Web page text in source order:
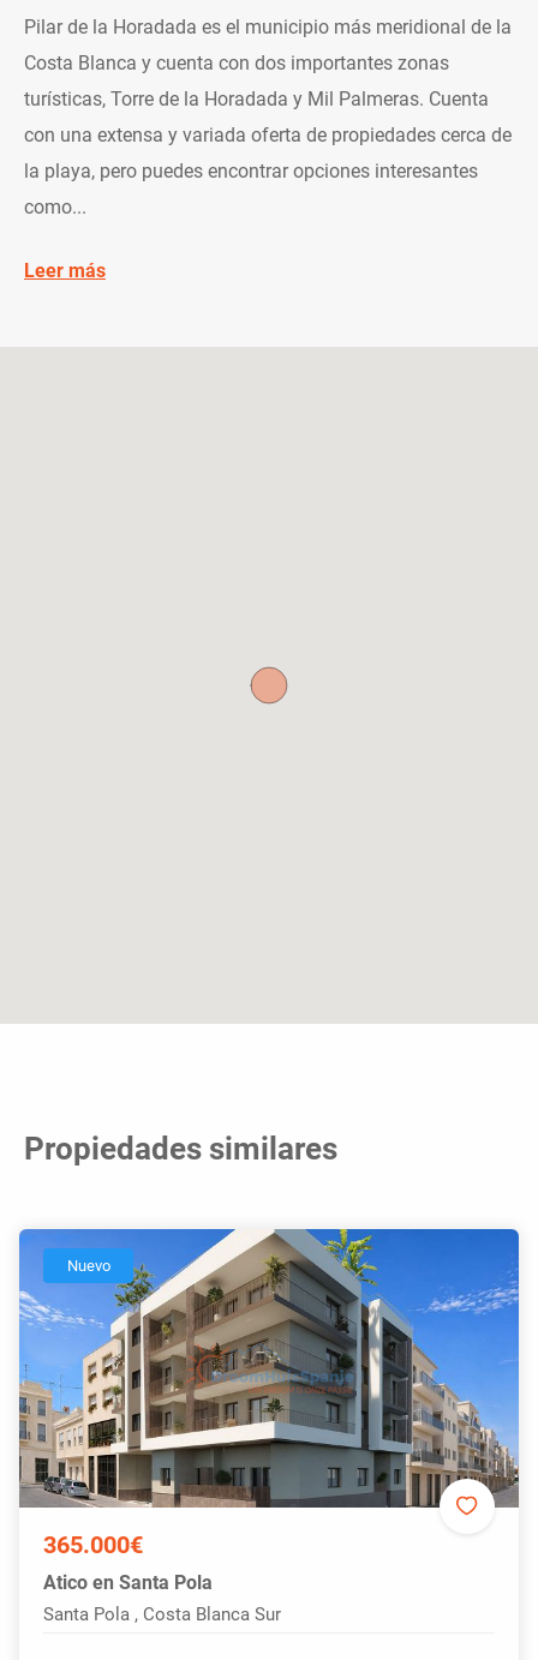
Pilar de la Horadada es el municipio más meridional de la
Costa Blanca y cuenta con dos importantes zonas
turísticas, Torre de la Horadada y Mil Palmeras. Cuenta
con una extensa y variada oferta de propiedades cerca de
la playa, pero puedes encontrar opciones interesantes
como...
Leer más
Propiedades similares
Nuevo
365.000€
Atico en Santa Pola
Santa Pola , Costa Blanca Sur